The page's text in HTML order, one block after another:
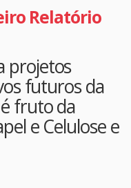
Relatório
projetos
futuros da
fruto da
e Celulose e